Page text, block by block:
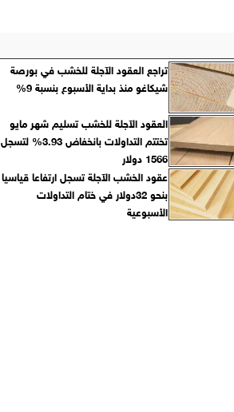
تراجع العقود الآجلة للخشب في بورصة
شيكاغو منذ بداية الأسبوع بنسبة 9%
العقود الآجلة للخشب تسليم شهر مايو
تختتم التداولات بانخفاض 3.93% لتسجل
1566 دولار
عقود الخشب الآجلة تسجل ارتفاعا قياسيا
بنحو 32دولار في ختام التداولات
الأسبوعية